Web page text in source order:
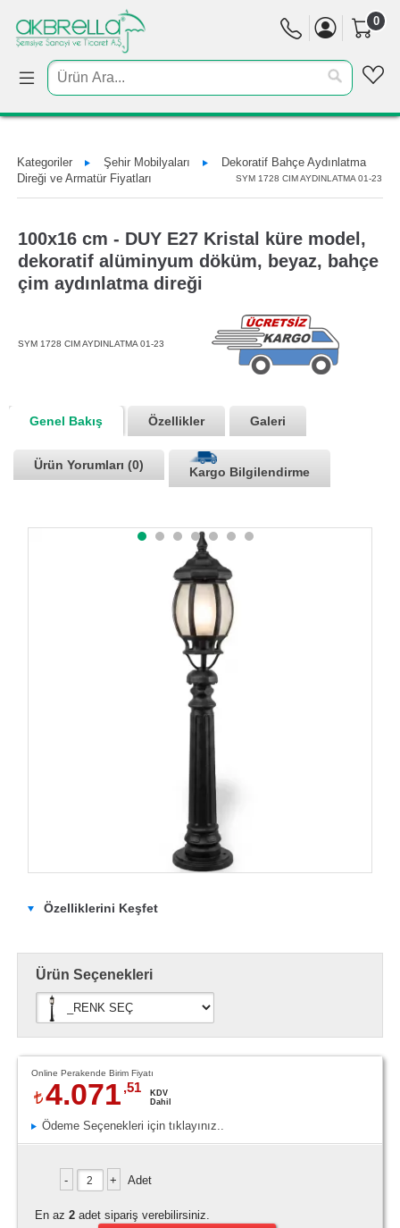
0
Kategoriler Şehir Mobilyaları
Dekoratif Bahçe Aydınlatma
Direği ve Armatür Fiyatları
SYM 1728 CIM AYDINLATMA 01-23
100x16 cm - DUY E27 Kristal küre model,
dekoratif alüminyum döküm, beyaz, bahçe
çim aydınlatma direği
SYM 1728 CIM AYDINLATMA 01-23
Genel Bakış Özellikler Galeri
Ürün Yorumları (0)
Kargo Bilgilendirme
Özelliklerini Keşfet
Ürün Seçenekleri
Online Perakende Birim Fiyatı
4.071 ,51
KDV
Dahil
Ödeme Seçenekleri için tıklayınız..
Adet
En az 2adet sipariş verebilirsiniz.